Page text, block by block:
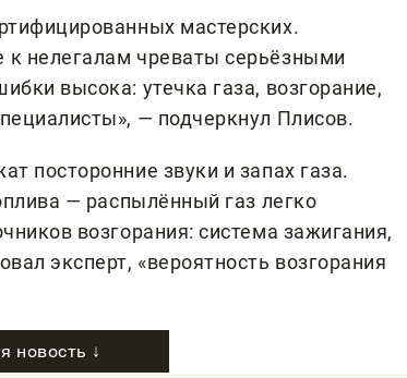
мастерских.
нелегалам чреваты серьёзными
высока: утечка газа, возгорание,
— подчеркнул Плисов.
посторонние звуки и запах газа.
— распылённый газ легко
возгорания: система зажигания,
эксперт, «вероятность возгорания
новость ↓